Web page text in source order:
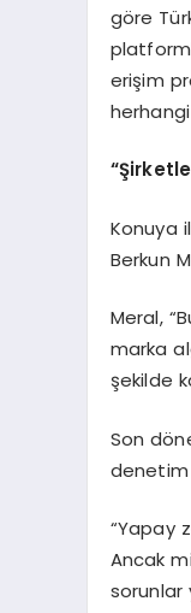
göre
erişim
Konuya
Berkun
Meral,
marka
şekilde
Son
denetim
“Yapay
Ancak
sorunlar